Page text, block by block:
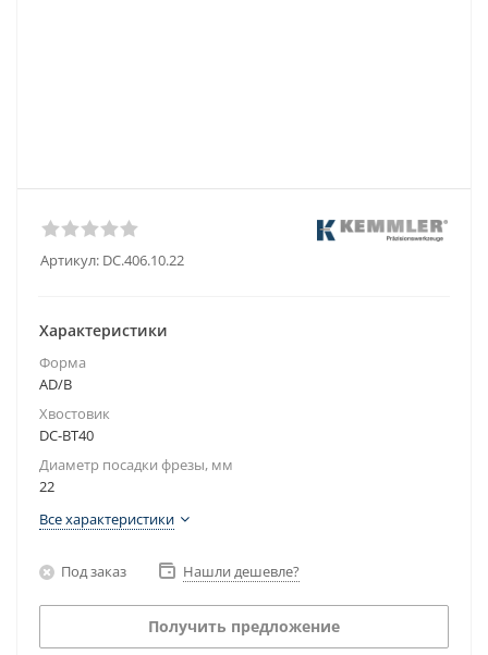
Артикул: DC.406.10.22
Характеристики
Форма
AD/B
Хвостовик
DC-BT40
Диаметр посадки фрезы, мм
22
Все характеристики
Под заказ Нашли дешевле?
Получить предложение